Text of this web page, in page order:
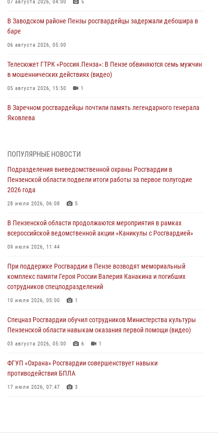
07 августа 2026, 04:00 5
В Заводском районе Пензы росгвардейцы задержали дебошира в
баре
06 августа 2026, 05:00
Телесюжет ГТРК «Россия.Пенза»: В Пензе обвиняются семь мужчин
в мошеннических действиях (видео)
05 августа 2026, 15:50 1
В Заречном росгвардейцы почтили память легендарного генерала
Яковлева
Сотрудники пензенского ОМОН «Страж» познакомили участников
05 августа 2026, 06:15
В Пензе сотрудники Росгвардии оказали помощь
дезориентированному пенсионеру
В Пензе при силовой поддержке Росгвардии пресечена
деятельность ОПГ, маскировавшейся под реабилитационный центр
04 августа 2026, 07:05 4
В Управлении Росгвардии по Пензенской области подвели итоги
работы за первое полугодие 2026 года
ПОПУЛЯРНЫЕ НОВОСТИ
Подразделения вневедомственной охраны Росгвардии в
Пензенской области подвели итоги работы за первое полугодие
2026 года
28 июля 2026, 06:08 5
В Пензенской области продолжаются мероприятия в рамках
всероссийской ведомственной акции «Каникулы с Росгвардией»
09 июля 2026, 11:44
При поддержке Росгвардии в Пензе возводят мемориальный
комплекс памяти Героя России Валерия Канакина и погибших
сотрудников спецподразделений
10 июля 2026, 05:00 1
Спецназ Росгвардии обучил сотрудников Министерства культуры
Пензенской области навыкам оказания первой помощи (видео)
03 августа 2026, 05:00 6 1
ФГУП «Охрана» Росгвардии совершенствует навыки
противодействия БПЛА
17 июля 2026, 07:47 3